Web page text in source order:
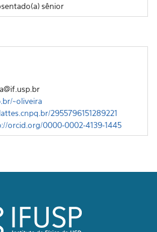
sênior
~oliveira
2955796151289221
orcid.org/0000-0002-4139-1445